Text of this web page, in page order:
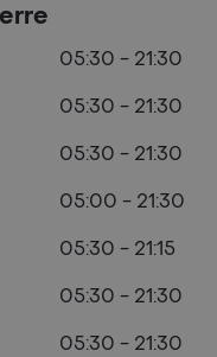
05:30 - 21:30
05:30 - 21:30
05:30 - 21:30
05:00 - 21:30
05:30 - 21:15
05:30 - 21:30
05:30 - 21:30